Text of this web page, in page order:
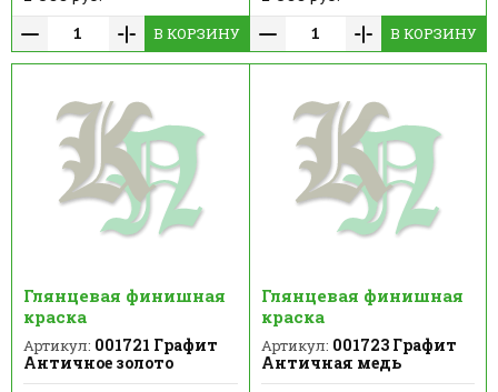
В КОРЗИНУ В КОРЗИНУ
Глянцевая финишная
краска
Артикул: 001721 Графит
Античное золото
Глянцевая финишная
краска
Артикул: 001723 Графит
Античная медь